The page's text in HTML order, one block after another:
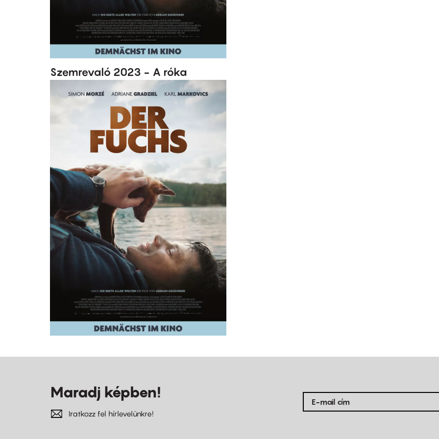
Szemrevaló 2023 - A róka
Maradj képben!
Iratkozz fel hírlevelünkre!